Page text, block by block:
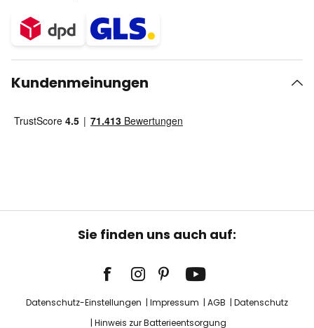
Kundenmeinungen
Sie finden uns auch auf:
Datenschutz-Einstellungen Impressum AGB
Datenschutz
Hinweis zur Batterieentsorgung